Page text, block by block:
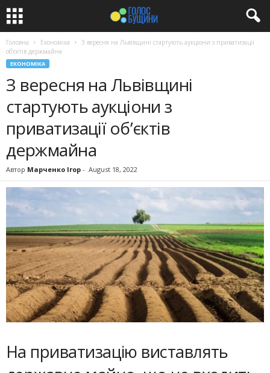
Головна Економіка
З вересня на Львівщині стартують аукціони з приватизації
об’єктів держмайна
ЕКОНОМІКА
З вересня на Львівщині
стартують аукціони з
приватизації об’єктів
держмайна
Автор Марченко Ігор - August 18, 2022
На приватизацію виставлять